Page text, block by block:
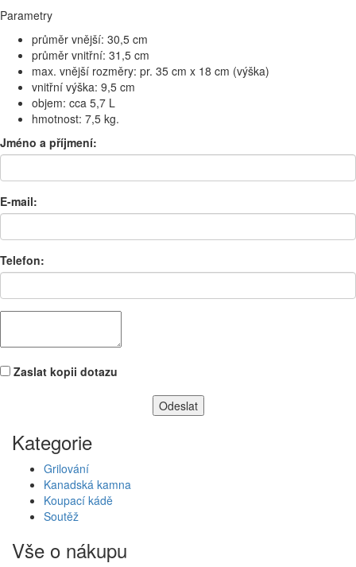
Parametry
průměr vnější: 30,5 cm
průměr vnitřní: 31,5 cm
max. vnější rozměry: pr. 35 cm x 18 cm (výška)
vnitřní výška: 9,5 cm
objem: cca 5,7 L
hmotnost: 7,5 kg.
Jméno a příjmení:
E-mail:
Telefon:
Zaslat kopii dotazu
Kategorie
Grilování
Kanadská kamna
Koupací kádě
Soutěž
Vše o nákupu